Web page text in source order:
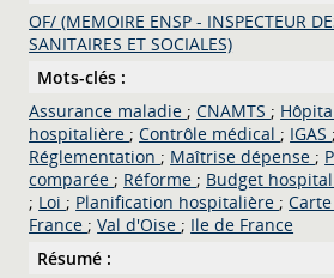
OF/ (MEMOIRE ENSP - INSPECTEUR
SANITAIRES ET SOCIALES)
Mots-clés :
Assurance maladie ; CNAMTS ;
hospitalière ; Contrôle médical ; IGAS ;
Réglementation ; Maîtrise dépense ;
comparée ; Réforme ; Budget
; Loi ; Planification hospitalière ;
France ; Val d'Oise ; Ile de France
Résumé :